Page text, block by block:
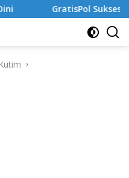
GratisPol Sukses Jangkau